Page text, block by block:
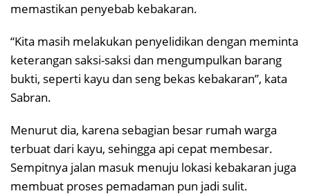
memastikan penyebab kebakaran.
“Kita masih melakukan penyelidikan dengan meminta
keterangan saksi-saksi dan mengumpulkan barang
bukti, seperti kayu dan seng bekas kebakaran”, kata
Sabran.
Menurut dia, karena sebagian besar rumah warga
terbuat dari kayu, sehingga api cepat membesar.
Sempitnya jalan masuk menuju lokasi kebakaran juga
membuat proses pemadaman pun jadi sulit.